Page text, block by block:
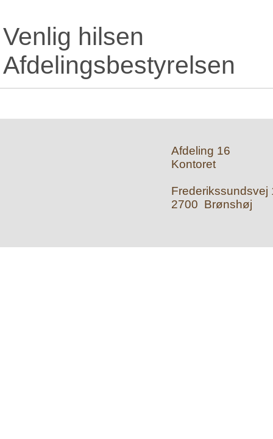
Venlig hilsen
Afdelingsbestyrelsen
Afdeling 16
Kontoret
Frederikssundsvej
2700 Brønshøj